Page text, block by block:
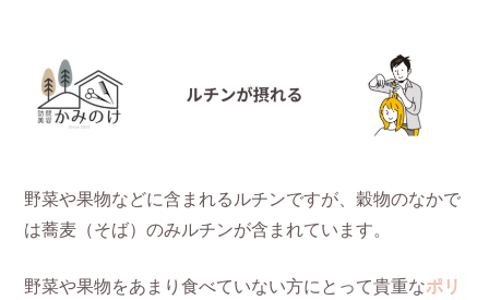
野菜や果物などに含まれるルチンですが、穀物のなかで
は蕎麦（そば）のみルチンが含まれています。
野菜や果物をあまり食べていない方にとって貴重なポリ